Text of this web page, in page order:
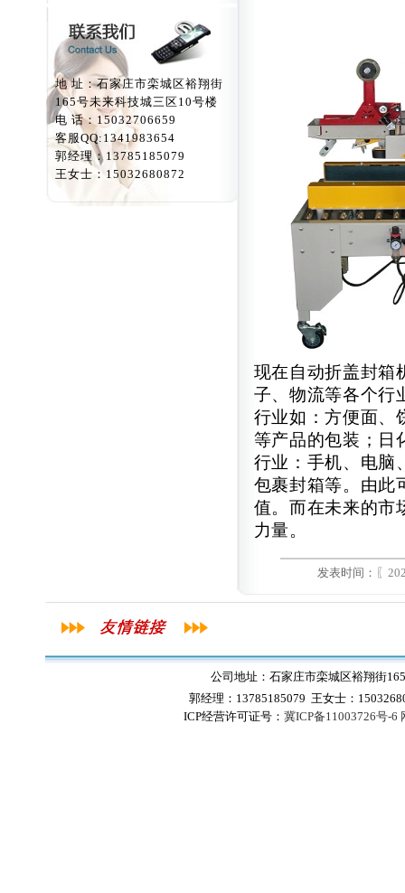
地 址：石家庄市栾城区裕翔街
165号未来科技城三区10号楼
电 话：15032706659
客服QQ:1341983654
郭经理：13785185079
王女士：15032680872
现在自动折盖封箱
子、物流等各个行
行业如：方便面、
等产品的包装；日
行业：手机、电脑
包裹封箱等。由此
值。而在未来的市
力量。
发表时间：〖
公司地址：石家庄市栾城区裕翔街
郭经理：13785185079 王女士：
ICP经营许可证号： 冀ICP备11003726号-6